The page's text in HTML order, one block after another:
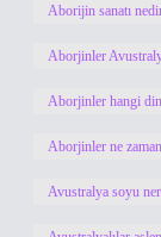
Aborijin sanatı
Aborjinler
Aborjinler hangi
Aborjinler ne
Avustralya soyu